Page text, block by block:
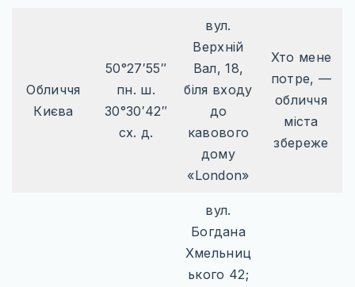
Обличчя
Києва
50°27′55″
пн. ш.
30°30′42″
сх. д.
вул.
Верхній
Вал, 18,
біля входу
до
кавового
дому
«London»
Хто мене
потре, —
обличчя
міста
збереже
вул.
Богдана
Хмельниц
ького 42;